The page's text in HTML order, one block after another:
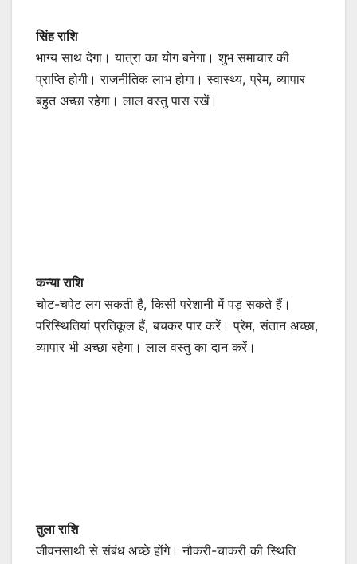
सिंह राशि
भाग्य साथ देगा। यात्रा का योग बनेगा। शुभ समाचार की
प्राप्ति होगी। राजनीतिक लाभ होगा। स्वास्थ्य, प्रेम, व्यापार
बहुत अच्छा रहेगा। लाल वस्तु पास रखें।
कन्या राशि
चोट-चपेट लग सकती है, किसी परेशानी में पड़ सकते हैं।
परिस्थितियां प्रतिकूल हैं, बचकर पार करें। प्रेम, संतान अच्छा,
व्यापार भी अच्छा रहेगा। लाल वस्तु का दान करें।
तुला राशि
जीवनसाथी से संबंध अच्छे होंगे। नौकरी-चाकरी की स्थिति